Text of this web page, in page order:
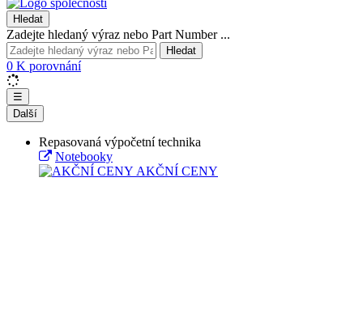
Hledat
Zadejte hledaný výraz nebo Part Number ...
Hledat
0 K porovnání
☰
Další
Repasovaná výpočetní technika
Notebooky
AKČNÍ CENY